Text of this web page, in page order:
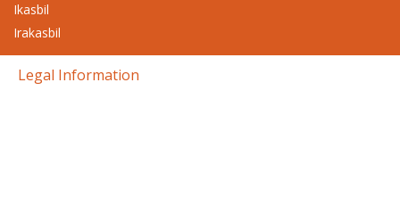
Ikasbil
Irakasbil
Legal Information